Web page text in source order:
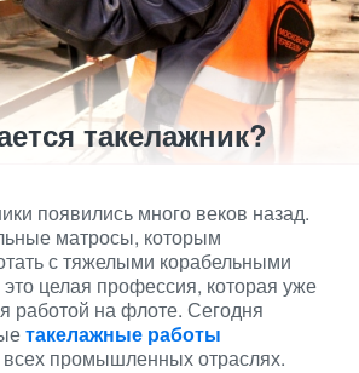
такелажник?
появились много веков назад.
матросы, которым
с тяжелыми корабельными
целая профессия, которая уже
работой на флоте. Сегодня
такелажные работы
промышленных отраслях.